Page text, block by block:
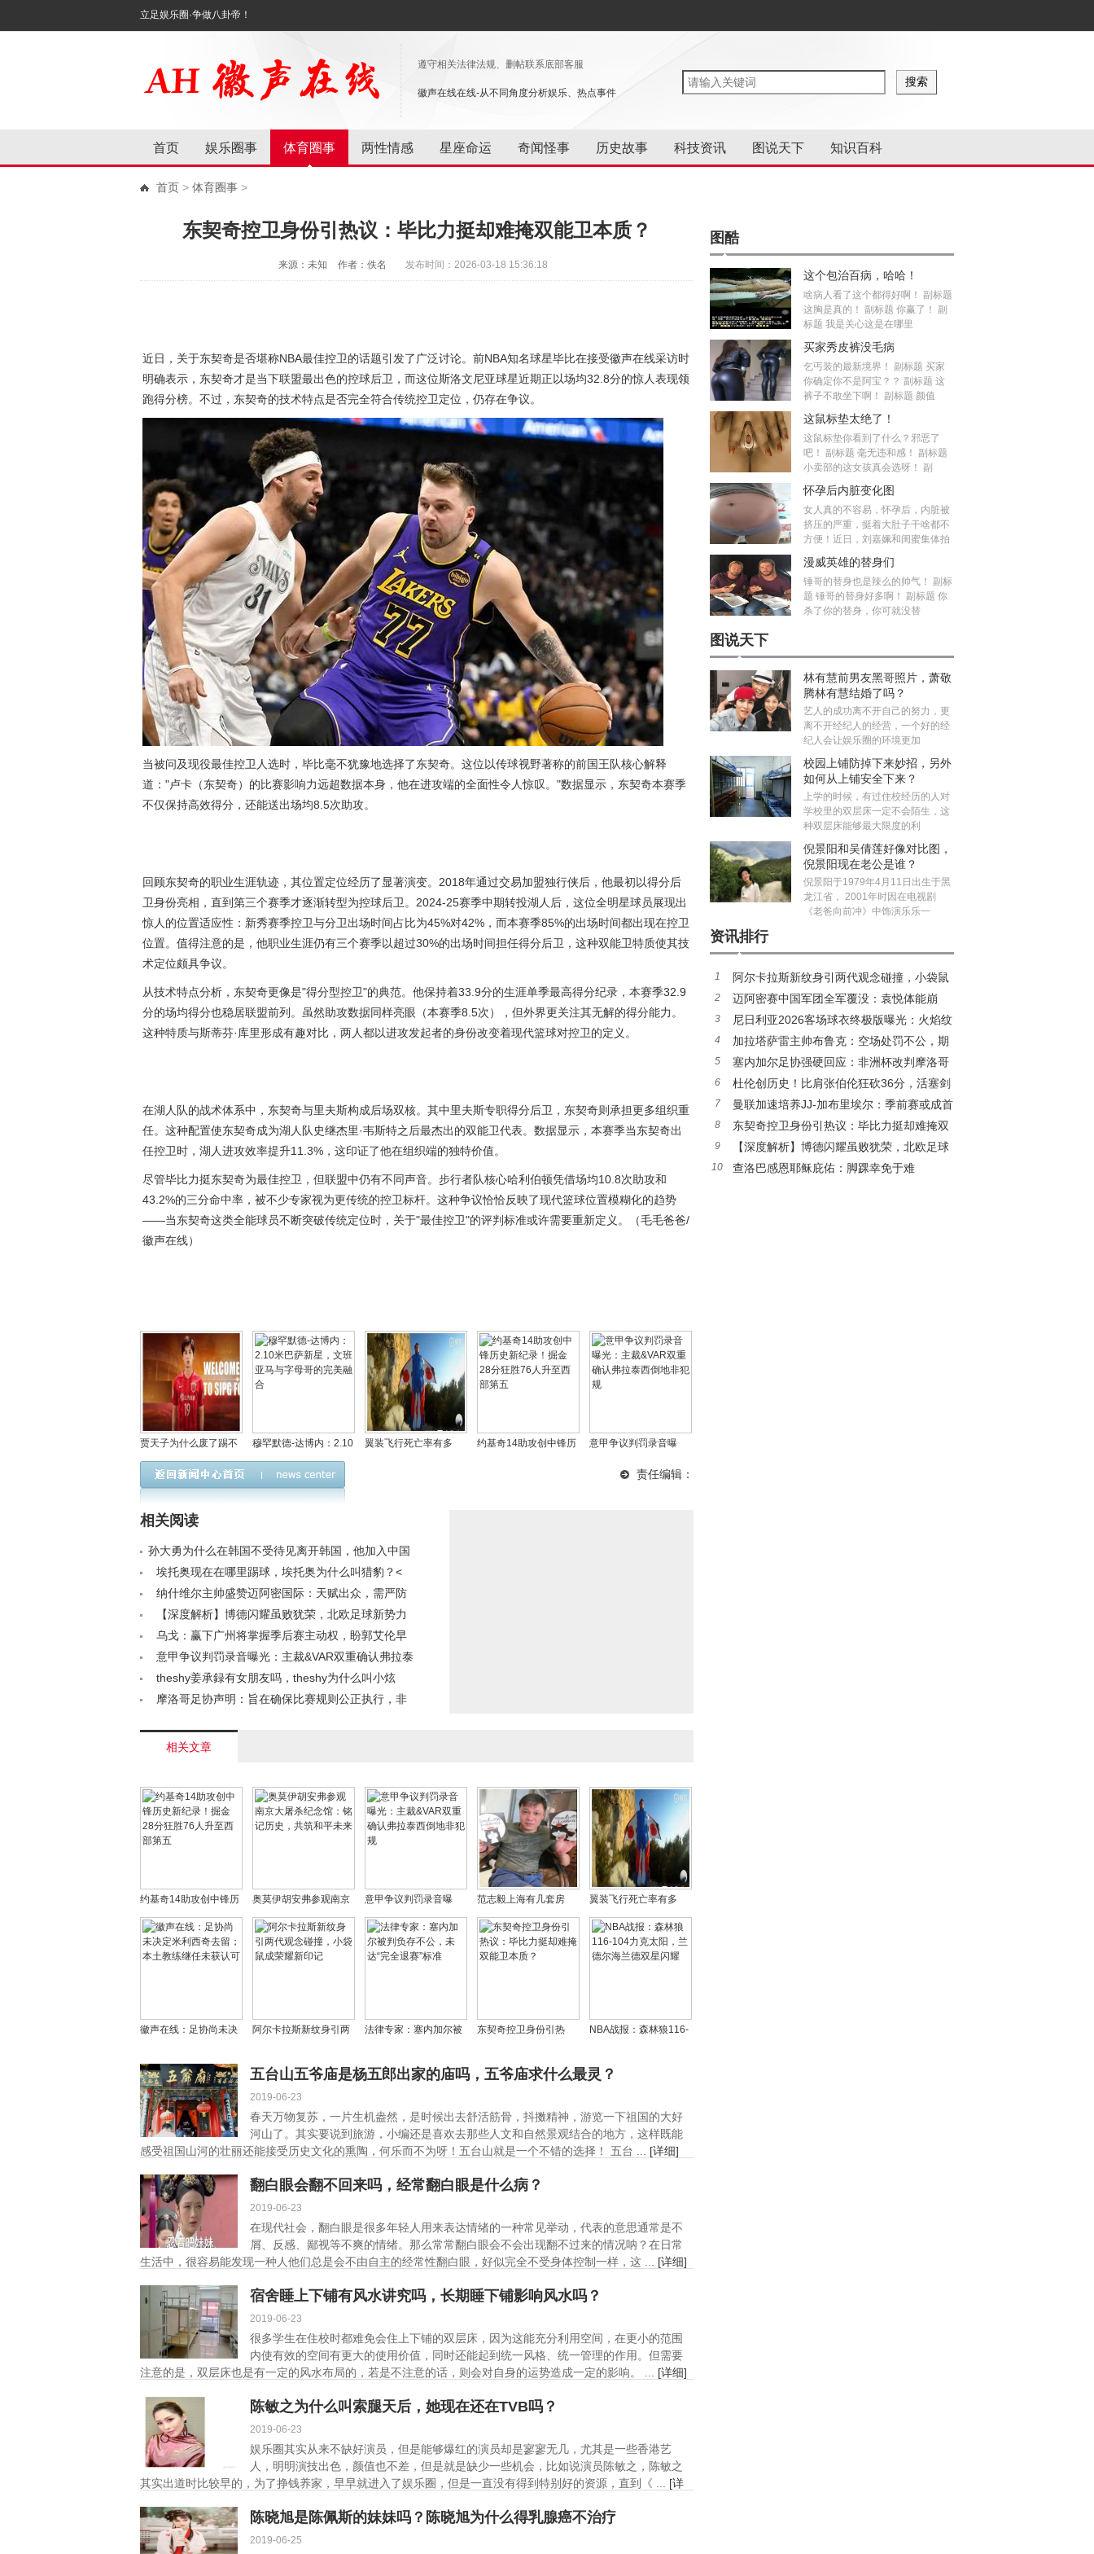
立足娱乐圈·争做八卦帝！
遵守相关法律法规、删帖联系底部客服
徽声在线在线-从不同角度分析娱乐、热点事件
首页 娱乐圈事 体育圈事 两性情感 星座命运 奇闻怪事 历史故事 科技资讯 图说天下 知识百科
首页 > 体育圈事 >
东契奇控卫身份引热议：毕比力挺却难掩双能卫本质？
来源：未知 作者：佚名 发布时间：2026-03-18 15:36:18
近日，关于东契奇是否堪称NBA最佳控卫的话题引发了广泛讨论。前NBA知名球星毕比在接受徽声在线采访时
明确表示，东契奇才是当下联盟最出色的控球后卫，而这位斯洛文尼亚球星近期正以场均32.8分的惊人表现领
跑得分榜。不过，东契奇的技术特点是否完全符合传统控卫定位，仍存在争议。
当被问及现役最佳控卫人选时，毕比毫不犹豫地选择了东契奇。这位以传球视野著称的前国王队核心解释
道："卢卡（东契奇）的比赛影响力远超数据本身，他在进攻端的全面性令人惊叹。"数据显示，东契奇本赛季
不仅保持高效得分，还能送出场均8.5次助攻。
回顾东契奇的职业生涯轨迹，其位置定位经历了显著演变。2018年通过交易加盟独行侠后，他最初以得分后
卫身份亮相，直到第三个赛季才逐渐转型为控球后卫。2024-25赛季中期转投湖人后，这位全明星球员展现出
惊人的位置适应性：新秀赛季控卫与分卫出场时间占比为45%对42%，而本赛季85%的出场时间都出现在控卫
位置。值得注意的是，他职业生涯仍有三个赛季以超过30%的出场时间担任得分后卫，这种双能卫特质使其技
术定位颇具争议。
从技术特点分析，东契奇更像是"得分型控卫"的典范。他保持着33.9分的生涯单季最高得分纪录，本赛季32.9
分的场均得分也稳居联盟前列。虽然助攻数据同样亮眼（本赛季8.5次），但外界更关注其无解的得分能力。
这种特质与斯蒂芬·库里形成有趣对比，两人都以进攻发起者的身份改变着现代篮球对控卫的定义。
在湖人队的战术体系中，东契奇与里夫斯构成后场双核。其中里夫斯专职得分后卫，东契奇则承担更多组织重
任。这种配置使东契奇成为湖人队史继杰里·韦斯特之后最杰出的双能卫代表。数据显示，本赛季当东契奇出
任控卫时，湖人进攻效率提升11.3%，这印证了他在组织端的独特价值。
尽管毕比力挺东契奇为最佳控卫，但联盟中仍有不同声音。步行者队核心哈利伯顿凭借场均10.8次助攻和
43.2%的三分命中率，被不少专家视为更传统的控卫标杆。这种争议恰恰反映了现代篮球位置模糊化的趋势
——当东契奇这类全能球员不断突破传统定位时，关于"最佳控卫"的评判标准或许需要重新定义。（毛毛爸爸/
徽声在线）
贾天子为什么废了踢不
上球，当年贾天子超牛
35米任意球视频来了！
穆罕默德-达博内：2.10
米巴萨新星，文班亚马
翼装飞行死亡率有多
约基奇14助攻创中锋历
意甲争议判罚录音曝
弗拉泰西倒地非犯规
责任编辑：
相关阅读
孙大勇为什么在韩国不受待见离开韩国，他加入中国
国籍了吗？< /a>
埃托奥现在在哪里踢球，埃托奥为什么叫猎豹？<
/a> 纳什维尔主帅盛赞迈阿密国际：天赋出众，需严防
其射门< /a>
【深度解析】博德闪耀虽败犹荣，北欧足球新势力
未来可期< /a>
乌戈：赢下广州将掌握季后赛主动权，盼郭艾伦早
日康复回归< /a>
意甲争议判罚录音曝光：主裁&VAR双重确认弗拉泰
西倒地非犯规< /a>
theshy姜承録有女朋友吗，theshy为什么叫小炫
神？< /a>
摩洛哥足协声明：旨在确保比赛规则公正执行，非
相关文章
约基奇14助攻创中锋历
史新纪录！掘金28分狂
胜76人升至西部第五
奥莫伊胡安弗参观南京
大屠杀纪念馆：铭记历
史，共筑和平未来
意甲争议判罚录音曝
光：主裁&VAR双重确认
弗拉泰西倒地非犯规
范志毅上海有几套房
子，他现在在哪里工
作？
翼装飞行死亡率有多
高，翼装飞行风险这么
大为什么不被禁止
徽声在线：足协尚未决
教练继任未获认可
阿尔卡拉斯新纹身引两
荣耀新印记
法律专家：塞内加尔被
退赛”标准
东契奇控卫身份引热
能卫本质？
NBA战报：森林狼116-
海兰德双星闪耀
五台山五爷庙是杨五郎出家的庙吗，五爷庙求什么最灵？
2019-06-23
春天万物复苏，一片生机盎然，是时候出去舒活筋骨，抖擞精神，游览一下祖国的大好
河山了。其实要说到旅游，小编还是喜欢去那些人文和自然景观结合的地方，这样既能
感受祖国山河的壮丽还能接受历史文化的熏陶，何乐而不为呀！五台山就是一个不错的选择！ 五台 ... [详细]
翻白眼会翻不回来吗，经常翻白眼是什么病？
2019-06-23
在现代社会，翻白眼是很多年轻人用来表达情绪的一种常见举动，代表的意思通常是不
屑、反感、鄙视等不爽的情绪。那么常常翻白眼会不会出现翻不过来的情况呐？在日常
生活中，很容易能发现一种人他们总是会不由自主的经常性翻白眼，好似完全不受身体控制一样，这 ... [详细]
宿舍睡上下铺有风水讲究吗，长期睡下铺影响风水吗？
2019-06-23
很多学生在住校时都难免会住上下铺的双层床，因为这能充分利用空间，在更小的范围
内使有效的空间有更大的使用价值，同时还能起到统一风格、统一管理的作用。但需要
注意的是，双层床也是有一定的风水布局的，若是不注意的话，则会对自身的运势造成一定的影响。 ... [详细]
陈敏之为什么叫索腿天后，她现在还在TVB吗？
2019-06-23
娱乐圈其实从来不缺好演员，但是能够爆红的演员却是寥寥无几，尤其是一些香港艺
人，明明演技出色，颜值也不差，但是就是缺少一些机会，比如说演员陈敏之，陈敏之
其实出道时比较早的，为了挣钱养家，早早就进入了娱乐圈，但是一直没有得到特别好的资源，直到《 ... [详
陈晓旭是陈佩斯的妹妹吗？陈晓旭为什么得乳腺癌不治疗
2019-06-25
图酷
这个包治百病，哈哈！
啥病人看了这个都得好啊！ 副标题
这胸是真的！ 副标题 你赢了！ 副
标题 我是关心这是在哪里
买家秀皮裤没毛病
乞丐装的最新境界！ 副标题 买家
你确定你不是阿宝？？ 副标题 这
裤子不敢坐下啊！ 副标题 颜值
这鼠标垫太绝了！
这鼠标垫你看到了什么？邪恶了
吧！ 副标题 毫无违和感！ 副标题
小卖部的这女孩真会选呀！ 副
怀孕后内脏变化图
女人真的不容易，怀孕后，内脏被
挤压的严重，挺着大肚子干啥都不
方便！近日，刘嘉姵和闺蜜集体拍
漫威英雄的替身们
锤哥的替身也是辣么的帅气！ 副标
题 锤哥的替身好多啊！ 副标题 你
杀了你的替身，你可就没替
图说天下
林有慧前男友黑哥照片，萧敬
腾林有慧结婚了吗？
艺人的成功离不开自己的努力，更
离不开经纪人的经营，一个好的经
纪人会让娱乐圈的环境更加
校园上铺防掉下来妙招，另外
如何从上铺安全下来？
上学的时候，有过住校经历的人对
学校里的双层床一定不会陌生，这
种双层床能够最大限度的利
倪景阳和吴倩莲好像对比图，
倪景阳现在老公是谁？
倪景阳于1979年4月11日出生于黑
龙江省， 2001年时因在电视剧
《老爸向前冲》中饰演乐乐一
资讯排行
1
阿尔卡拉斯新纹身引两代观念碰撞，小袋鼠
成荣耀新印记
2
迈阿密赛中国军团全军覆没：袁悦体能崩
盘，布云朝克特错失历史会师
3
尼日利亚2026客场球衣终极版曝光：火焰纹
路引爆收藏热潮
4
加拉塔萨雷主帅布鲁克：空场处罚不公，期
待安菲尔德创造奇迹
5
塞内加尔足协强硬回应：非洲杯改判摩洛哥
胜，此乃非洲足球之耻
6
杜伦创历史！比肩张伯伦狂砍36分，活塞剑
指50胜冲击东部霸主！
7
曼联加速培养JJ-加布里埃尔：季前赛或成首
秀舞台，下赛季登陆英超在望
8
东契奇控卫身份引热议：毕比力挺却难掩双
能卫本质？
9
【深度解析】博德闪耀虽败犹荣，北欧足球
新势力未来可期
10 查洛巴感恩耶稣庇佑：脚踝幸免于难